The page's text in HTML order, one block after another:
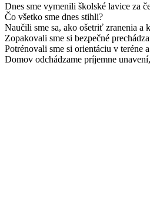
Dnes sme vymenili školské lavice za
Čo všetko sme dnes stihli?
Naučili sme sa, ako ošetriť zranenia
Zopakovali sme si bezpečné
Potrénovali sme si orientáciu v teréne
Domov odchádzame príjemne